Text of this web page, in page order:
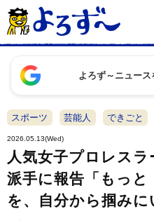
よろず～ニュー
スポーツ 芸能人 できごと
2026.05.13(Wed)
人気女子プロレス
派手に報告「もっと
を、自分から掴みに